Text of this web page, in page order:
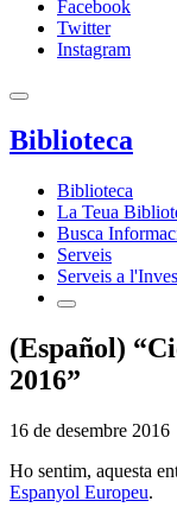
Facebook
Twitter
Instagram
Biblioteca
Biblioteca
La Teua
Busca
Serveis
Serveis a
(Español)
2016”
16 de desembre 2016
Ho sentim, aquesta
Espanyol Europeu.